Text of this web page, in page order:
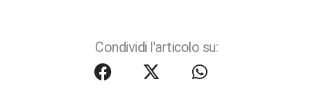
Condividi l'articolo su: